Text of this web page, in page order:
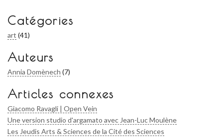
Catégories
art (41)
Auteurs
Annia Domènech (7)
Articles connexes
Giacomo Ravagli | Open Vein
Une version studio d'argamato avec Jean-Luc Moulène
Les Jeudis Arts & Sciences de la Cité des Sciences